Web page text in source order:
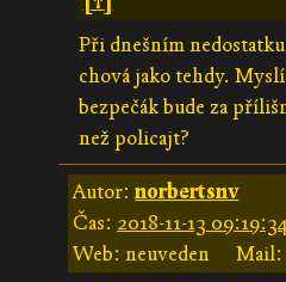
Při dnešním
chová jako tehdy.
bezpečák bude za
než policajt?
Autor:norbertsnv
Čas: 2018-11-13
Web: neuveden
Mail: